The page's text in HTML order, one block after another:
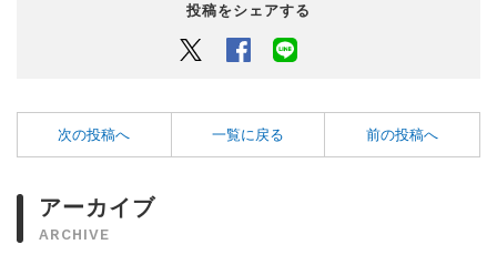
投稿をシェアする
Twitter Facebook
次の投稿へ 一覧に戻る 前の投稿へ
アーカイブ
ARCHIVE